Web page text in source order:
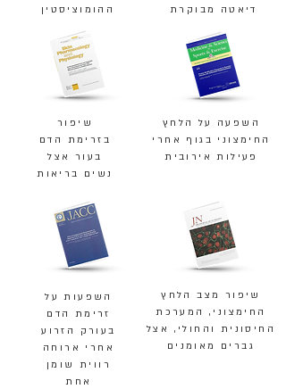
שיפור
בזרימת הדם
בעור אצל
נשים בריאות
ההומוציסטין
דיאטה מבוקרת
שיפור מצב הלחץ
החימצוני, המערכת
החיסונית והחולי, אצל
גברים מאומנים
השפעות על
זרימת הדם
בעורק הזרוע
אחרי ארוחה
רווית שומן
אחת
השפעה על הלחץ
החימצוני בגוף אחרי
פעילות אירובית